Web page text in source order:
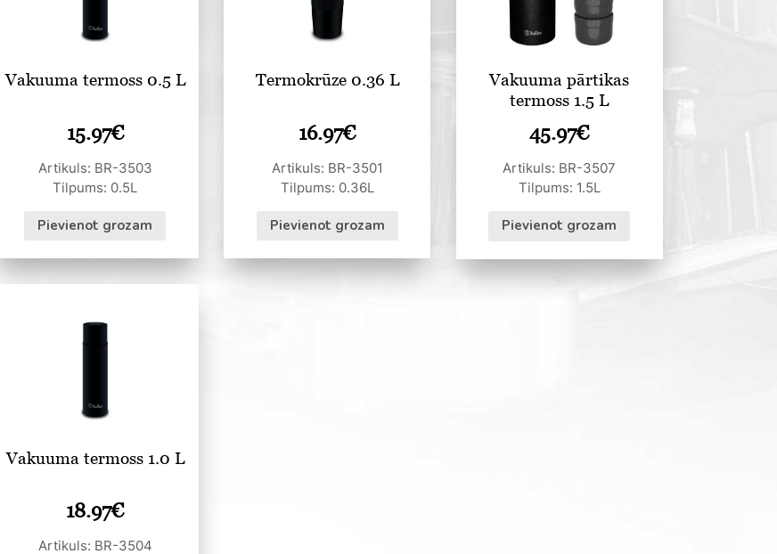
Vakuuma termoss 0.5 L
15.97€
Artikuls: BR-3503
Tilpums: 0.5L
Pievienot grozam
Termokrūze 0.36 L
16.97€
Artikuls: BR-3501
Tilpums: 0.36L
Pievienot grozam
Vakuuma pārtikas
termoss 1.5 L
45.97€
Artikuls: BR-3507
Tilpums: 1.5L
Pievienot grozam
Vakuuma termoss 1.0 L
18.97€
Artikuls: BR-3504